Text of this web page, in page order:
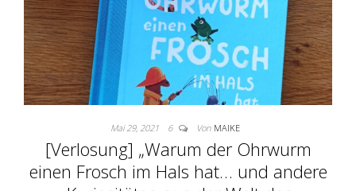
Mai 29, 2021 6 Von MAIKE
[Verlosung] „Warum der Ohrwurm
einen Frosch im Hals hat… und andere